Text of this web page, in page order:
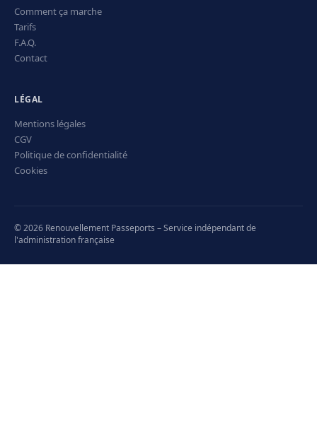
Comment ça marche
Tarifs
F.A.Q.
Contact
LÉGAL
Mentions légales
CGV
Politique de confidentialité
Cookies
© 2026 Renouvellement Passeports – Service indépendant de
l'administration française